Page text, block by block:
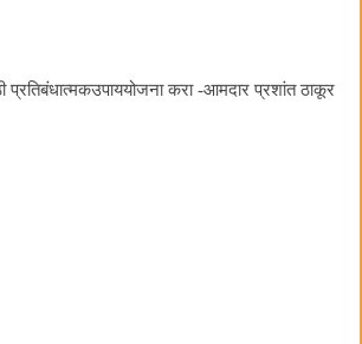
प्रतिबंधात्मकउपाययोजना करा -आमदार प्रशांत ठाकूर